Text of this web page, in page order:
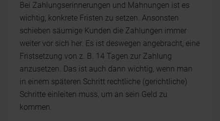
Bei Zahlungserinnerungen und Mahnungen ist es
wichtig, konkrete Fristen zu setzen. Ansonsten
schieben säumige Kunden die Zahlungen immer
weiter vor sich her. Es ist deswegen angebracht, eine
Fristsetzung von z. B. 14 Tagen zur Zahlung
anzusetzen. Das ist auch dann wichtig, wenn man
in einem späteren Schritt rechtliche (gerichtliche)
Schritte einleiten muss, um an sein Geld zu
kommen.